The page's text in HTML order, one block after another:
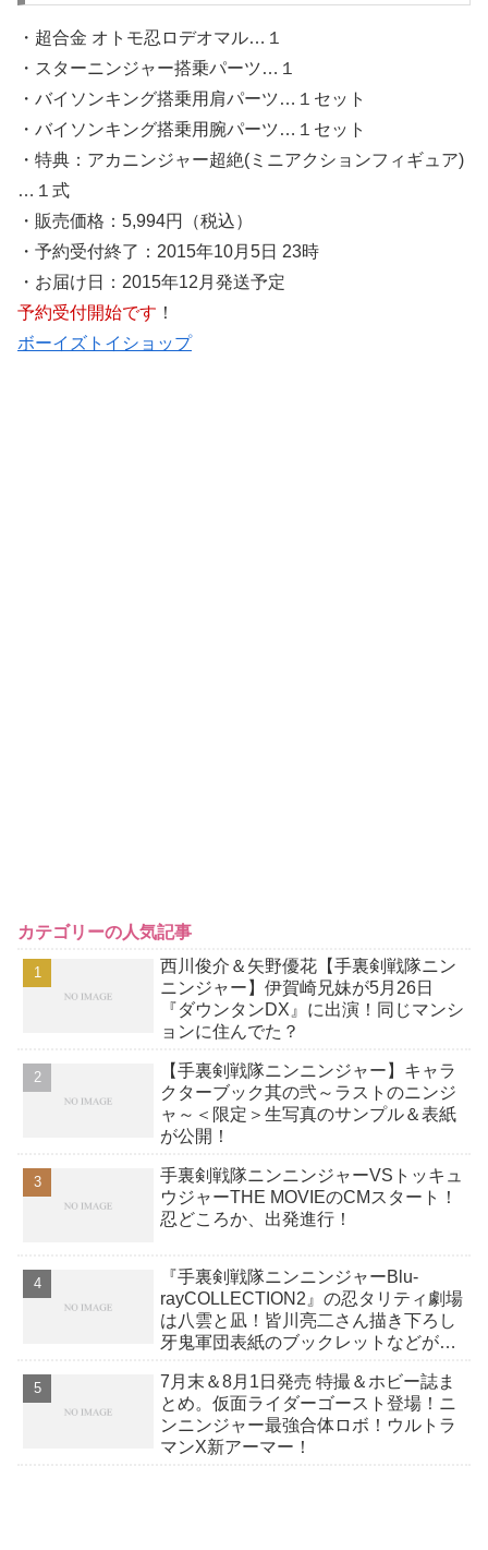
・超合金 オトモ忍ロデオマル…１
・スターニンジャー搭乗パーツ…１
・バイソンキング搭乗用肩パーツ…１セット
・バイソンキング搭乗用腕パーツ…１セット
・特典：アカニンジャー超絶(ミニアクションフィギュア)
…１式
・販売価格：5,994円（税込）
・予約受付終了：2015年10月5日 23時
・お届け日：2015年12月発送予定
予約受付開始です ！
ボーイズトイショップ
カテゴリーの人気記事
西川俊介＆矢野優花【手裏剣戦隊ニン
ニンジャー】伊賀崎兄妹が5月26日
『ダウンタンDX』に出演！同じマンシ
ョンに住んでた？
【手裏剣戦隊ニンニンジャー】キャラ
クターブック其の弐～ラストのニンジ
ャ～＜限定＞生写真のサンプル＆表紙
が公開！
手裏剣戦隊ニンニンジャーVSトッキュ
ウジャーTHE MOVIEのCMスタート！
忍どころか、出発進行！
『手裏剣戦隊ニンニンジャーBlu‐
rayCOLLECTION2』の忍タリティ劇場
は八雲と凪！皆川亮二さん描き下ろし
牙鬼軍団表紙のブックレットなどが公
7月末＆8月1日発売 特撮＆ホビー誌ま
とめ。仮面ライダーゴースト登場！ニ
ンニンジャー最強合体ロボ！ウルトラ
マンX新アーマー！